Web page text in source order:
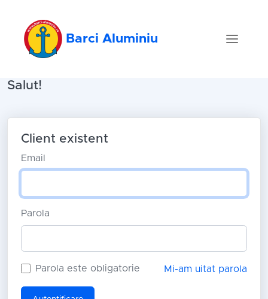
Barci Aluminiu
Salut!
Client existent
Email
Parola
Parola este obligatorie Mi-am uitat parola